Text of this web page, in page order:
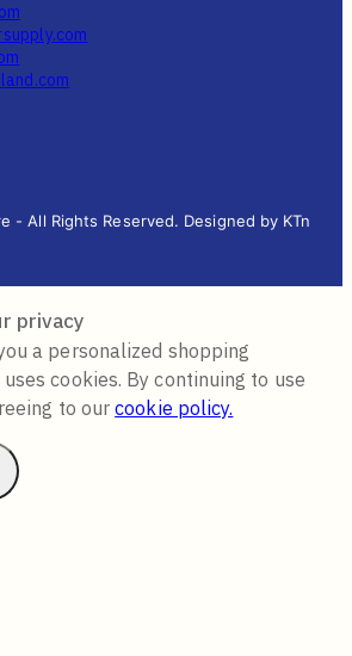
- All Rights Reserved. Designed by KTn
privacy
a personalized shopping
cookies. By continuing to use
to ourcookie policy.